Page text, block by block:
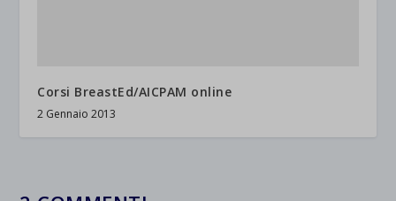
Corsi BreastEd/AICPAM online
2 Gennaio 2013